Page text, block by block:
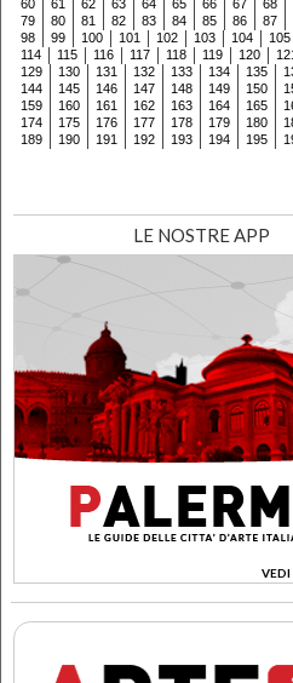
60 61 62 63 64 65 66 67 68
79
80 81 82 83 84 85 86 87
98
99 100 101 102 103 104 105
114
115 116 117 118 119 120 121
129
130 131 132 133 134 135
144
145 146 147 148 149 150
159
160 161 162 163 164 165
174
175 176 177 178 179 180
189
190 191 192 193 194 195
LE NOSTRE APP
>